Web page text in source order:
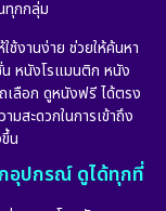
ทุกกลุ่ม
งานง่าย ช่วยให้ค้นหา
น หนังโรแมนติก หนัง
เลือก ดูหนังฟรี ได้ตรง
มสะดวกในการเข้าถึง
น
อุปกรณ์ ดูได้ทุกที่